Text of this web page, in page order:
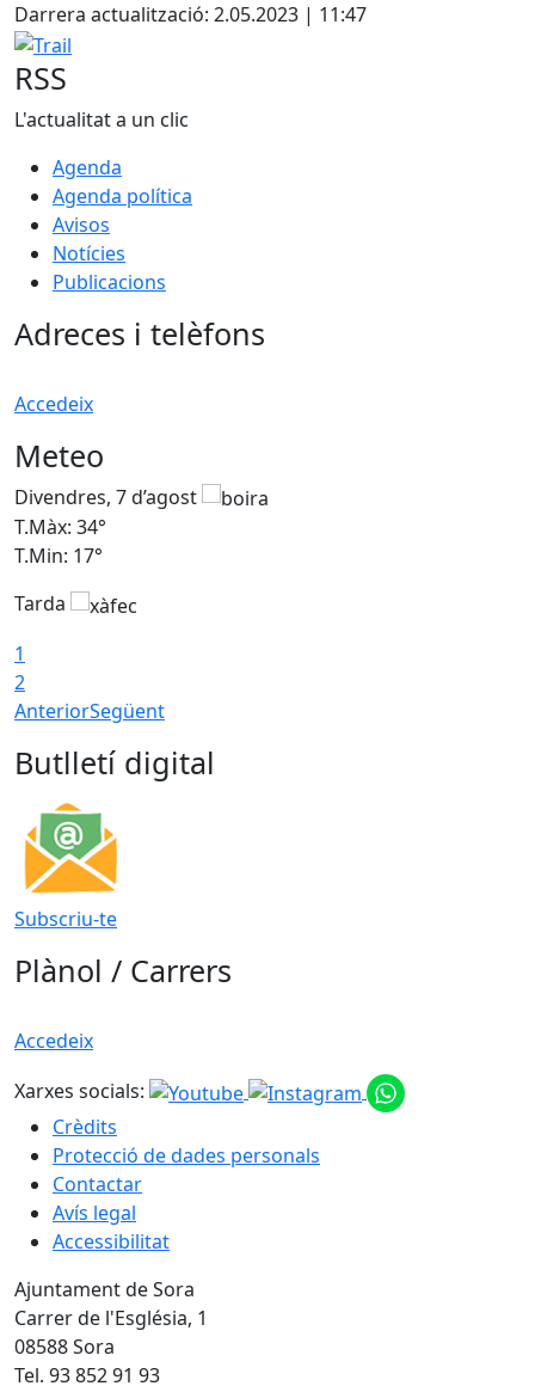
Darrera actualització: 2.05.2023 | 11:47
Trail
RSS
L'actualitat a un clic
Agenda
Agenda política
Avisos
Notícies
Publicacions
Adreces i telèfons
Accedeix
Meteo
Divendres, 7 d’agost
T.Màx: 34°
T.Min: 17°
Tarda
1
2
AnteriorSegüent
Butlletí digital
Subscriu-te
Plànol / Carrers
Accedeix
Xarxes socials:
Crèdits
Protecció de dades personals
Contactar
Avís legal
Accessibilitat
Ajuntament de Sora
Carrer de l'Església, 1
08588 Sora
Tel. 93 852 91 93